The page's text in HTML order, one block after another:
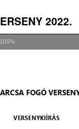
2022.
100%